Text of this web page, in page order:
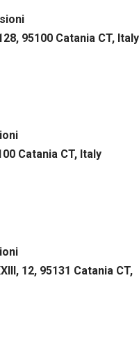
95100 Catania CT, Italy
Catania CT, Italy
12, 95131 Catania CT,